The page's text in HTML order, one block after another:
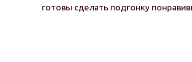
готовы сделать подгонку